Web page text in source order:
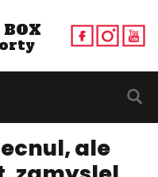
ale